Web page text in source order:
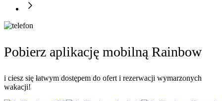
Pobierz aplikację mobilną Rainbow
i ciesz się łatwym dostępem do ofert i rezerwacji wymarzonych
wakacji!